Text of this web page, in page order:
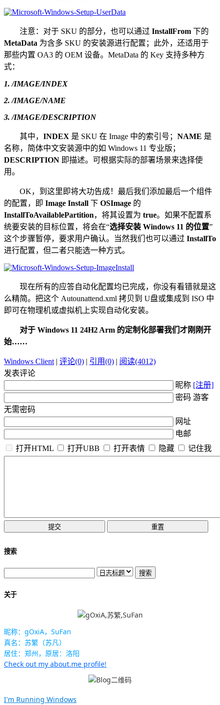
注意：对于 SKU 的部分，也可以通过 InstallFrom 下的
MetaData 为含多 SKU 的安装源进行配置；此外，还适用于
那些内置 OA3 的 OEM 设备。MetaData 的 Key 支持多种方
式：
1. /IMAGE/INDEX
2. /IMAGE/NAME
3. /IMAGE/DESCRIPTION
其中， INDEX 是 SKU 在 Image 中的索引号； NAME 是
名称，简体中文安装源中的如 Windows 11 专业版；
DESCRIPTION 即描述。可根据实际的部署场景来选择使
用。
OK，到这里即将大功告成！最后我们添加最后一个组件
的配置，即 Image Install 下 OSImage 的
InstallToAvailablePartition，将其设置为 true。如果不配置系
统要安装的目标位置，将会在“选择安装 Windows 11 的位置”
这个步骤暂停，要求用户确认。当然我们也可以通过 InstallTo
进行配置，但二者只能选一种方式。
现在所有的应答自动化配置均已完成，你没有看错就是这
么精简。把这个 Autounattend.xml 拷贝到 U盘或集成到 ISO 中
即可在物理机或虚拟机上实现自动化安装。
对于 Windows 11 24H2 Arm 的定制化部署我们才刚刚开
始……
Windows Client| 评论(0) | 引用(0) | 阅读(4012)
发表评论
昵称 [注册]
密码 游客
无需密码
网址
电邮
打开HTML
打开UBB 打开表情 隐藏 记住我
搜索
关于
昵称：gOxiA，SuFan
真名：苏繁（苏凡）
居住：郑州，原居：洛阳
Check out my about.me profile!
I'm Running Windows